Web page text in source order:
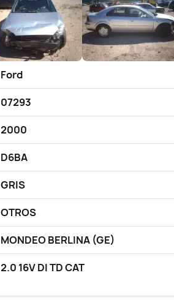
Ford
07293
2000
D6BA
GRIS
OTROS
MONDEO BERLINA (GE)
2.0 16V DI TD CAT